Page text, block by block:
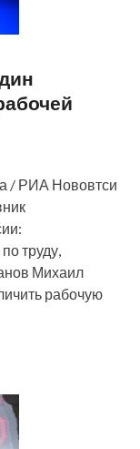
/ РИА Нововтси
труду,
Михаил
рабочую